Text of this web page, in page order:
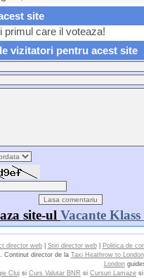
site
primul care il voteaza!
vizitatori pentru acest site
site-ul Vacante
director web| Stiri director web|
Politica de
Continut director de la Taxi Heathrow to London
London
Cluj si Curs Valutar BNR si Cursuri Lamaze